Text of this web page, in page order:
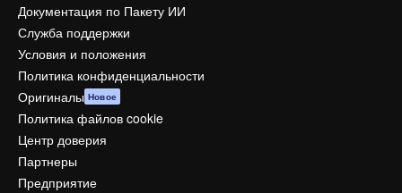
Документация по Пакету ИИ
Служба поддержки
Условия и положения
Политика конфиденциальности
Оригиналы Новое
Политика файлов cookie
Центр доверия
Партнеры
Предприятие